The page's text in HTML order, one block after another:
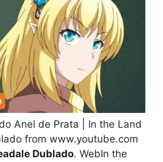
Anel de Prata | In the Land
from www.youtube.com
Dublado. WebIn the